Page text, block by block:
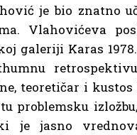
je bio znatno
Vlahovićeva
galeriji Karas
teoretičar i
problemsku
je jasno